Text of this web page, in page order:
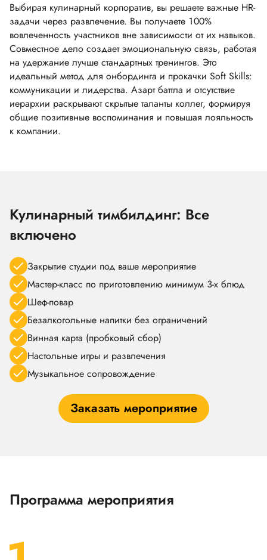
Выбирая кулинарный корпоратив, вы решаете важные HR-
задачи через развлечение. Вы получаете 100%
вовлеченность участников вне зависимости от их навыков.
Совместное дело создает эмоциональную связь, работая
на удержание лучше стандартных тренингов. Это
идеальный метод для онбординга и прокачки Soft Skills:
коммуникации и лидерства. Азарт баттла и отсутствие
иерархии раскрывают скрытые таланты коллег, формируя
общие позитивные воспоминания и повышая лояльность
к компании.
Кулинарный тимбилдинг: Все
включено
Закрытие студии под ваше мероприятие
Мастер-класс по приготовлению минимум 3-х блюд
Шеф-повар
Безалкогольные напитки без ограничений
Винная карта (пробковый сбор)
Настольные игры и развлечения
Музыкальное сопровождение
Заказать мероприятие
Программа мероприятия